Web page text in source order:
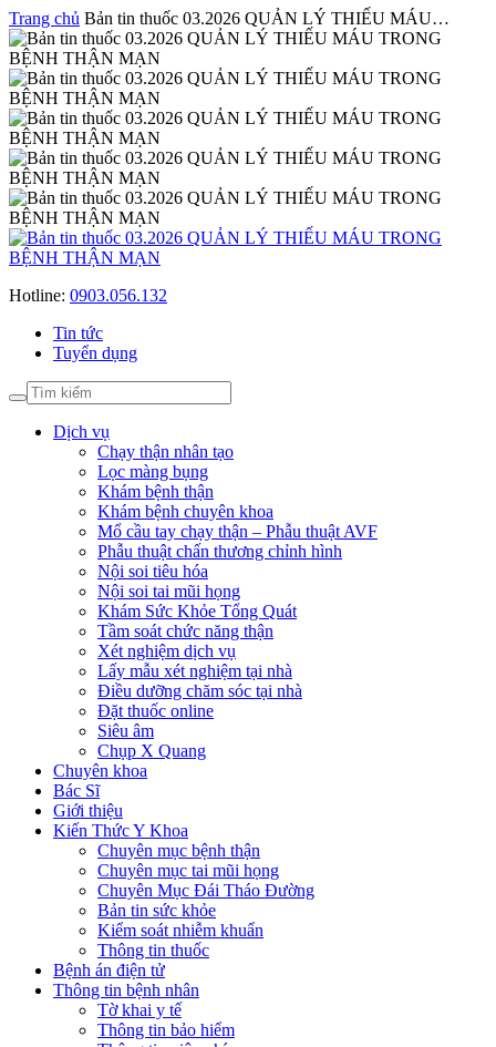
Trang chủ Bản tin thuốc 03.2026 QUẢN LÝ THIẾU MÁU…
Hotline: 0903.056.132
Tin tức
Tuyển dụng
Dịch vụ
Chạy thận nhân tạo
Lọc màng bụng
Khám bệnh thận
Khám bệnh chuyên khoa
Mổ cầu tay chạy thận – Phẫu thuật AVF
Phẫu thuật chấn thương chỉnh hình
Nội soi tiêu hóa
Nội soi tai mũi họng
Khám Sức Khỏe Tổng Quát
Tầm soát chức năng thận
Xét nghiệm dịch vụ
Lấy mẫu xét nghiệm tại nhà
Điều dưỡng chăm sóc tại nhà
Đặt thuốc online
Siêu âm
Chụp X Quang
Chuyên khoa
Bác Sĩ
Giới thiệu
Kiến Thức Y Khoa
Chuyên mục bệnh thận
Chuyên mục tai mũi họng
Chuyên Mục Đái Tháo Đường
Bản tin sức khỏe
Kiểm soát nhiễm khuẩn
Thông tin thuốc
Bệnh án điện tử
Thông tin bệnh nhân
Tờ khai y tế
Thông tin bảo hiểm